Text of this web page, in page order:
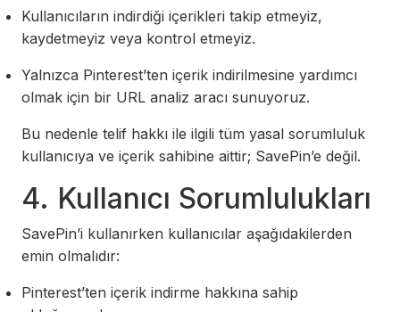
Kullanıcıların indirdiği içerikleri takip etmeyiz,
kaydetmeyiz veya kontrol etmeyiz.
Yalnızca Pinterest’ten içerik indirilmesine yardımcı
olmak için bir URL analiz aracı sunuyoruz.
Bu nedenle telif hakkı ile ilgili tüm yasal sorumluluk
kullanıcıya ve içerik sahibine aittir; SavePin’e değil.
4. Kullanıcı Sorumlulukları
SavePin’i kullanırken kullanıcılar aşağıdakilerden
emin olmalıdır:
Pinterest’ten içerik indirme hakkına sahip